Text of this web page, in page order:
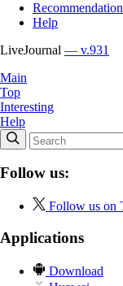
Help
LiveJournal — v.931
Main
Top
Interesting
Help
Follow us:
Follow us on
Applications
Download